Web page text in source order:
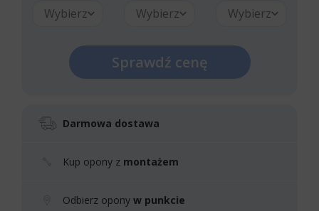
Wybierz Wybierz Wybierz
Sprawdź cenę
Darmowa dostawa
Kup opony z montażem
Odbierz opony w punkcie